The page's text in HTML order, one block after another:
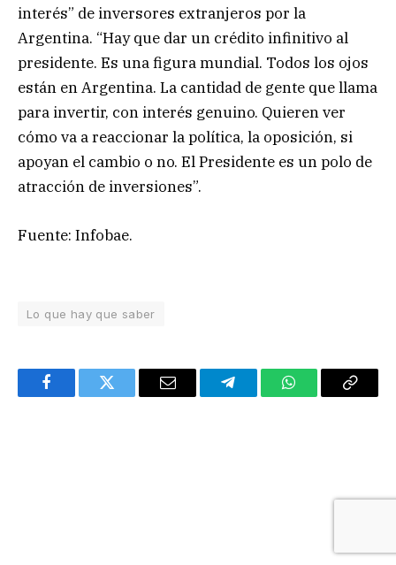
interés” de inversores extranjeros por la
Argentina. “Hay que dar un crédito infinitivo al
presidente. Es una figura mundial. Todos los ojos
están en Argentina. La cantidad de gente que llama
para invertir, con interés genuino. Quieren ver
cómo va a reaccionar la política, la oposición, si
apoyan el cambio o no. El Presidente es un polo de
atracción de inversiones”.
Fuente: Infobae.
Lo que hay que saber
FacebookTwitter Email TelegramWhatsAppCopy